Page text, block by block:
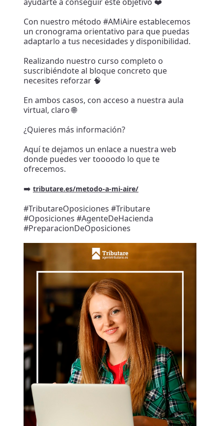
Con nuestro método #AMiAire establecemos
un cronograma orientativo para que puedas
adaptarlo a tus necesidades y disponibilidad.
Realizando nuestro curso completo o
suscribiéndote al bloque concreto que
necesites reforzar 🧠
En ambos casos, con acceso a nuestra aula
virtual, claro 🌐
¿Quieres más información?
Aquí te dejamos un enlace a nuestra web
donde puedes ver toooodo lo que te
ofrecemos.
➡️ tributare.es/metodo-a-mi-aire/
#TributareOposiciones #Tributare
#Oposiciones #AgenteDeHacienda
#PreparacionDeOposiciones